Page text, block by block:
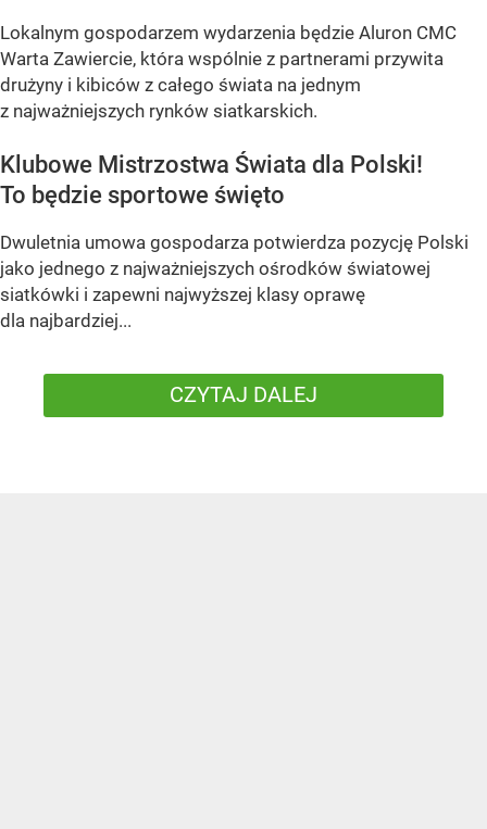
Lokalnym gospodarzem wydarzenia będzie Aluron CMC
Warta Zawiercie, która wspólnie z partnerami przywita
drużyny i kibiców z całego świata na jednym
z najważniejszych rynków siatkarskich.
Klubowe Mistrzostwa Świata dla Polski!
To będzie sportowe święto
Dwuletnia umowa gospodarza potwierdza pozycję Polski
jako jednego z najważniejszych ośrodków światowej
siatkówki i zapewni najwyższej klasy oprawę
dla najbardziej...
CZYTAJ DALEJ